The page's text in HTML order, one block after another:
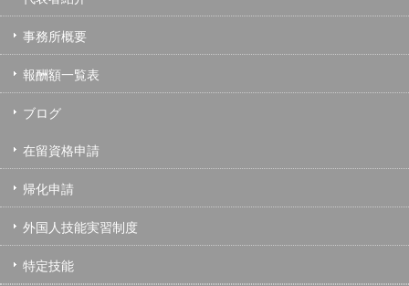
事務所概要
報酬額一覧表
ブログ
在留資格申請
帰化申請
外国人技能実習制度
特定技能